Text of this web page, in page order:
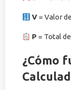
V = Valor
P = Total
¿Cómo